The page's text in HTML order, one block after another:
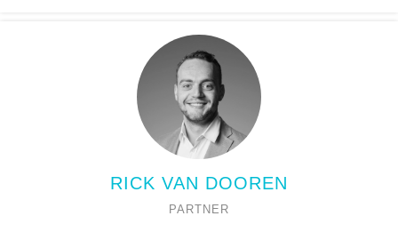
RICK VAN DOOREN
PARTNER